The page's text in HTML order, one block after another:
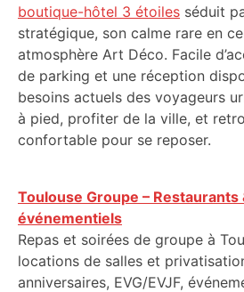
boutique-hôtel 3 étoiles séduit
stratégique, son calme rare en
atmosphère Art Déco. Facile
de parking et une réception
besoins actuels des voyageurs
à pied, profiter de la ville, et
confortable pour se reposer.
Toulouse Groupe – Restaurants
événementiels
Repas et soirées de groupe à
locations de salles et
anniversaires, EVG/EVJF,